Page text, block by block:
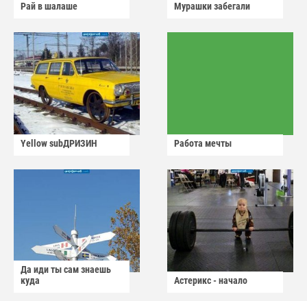
Рай в шалаше Мурашки забегали
Yellow subДРИЗИН Работа мечты
Да иди ты сам знаешь
куда
Астерикс - начало